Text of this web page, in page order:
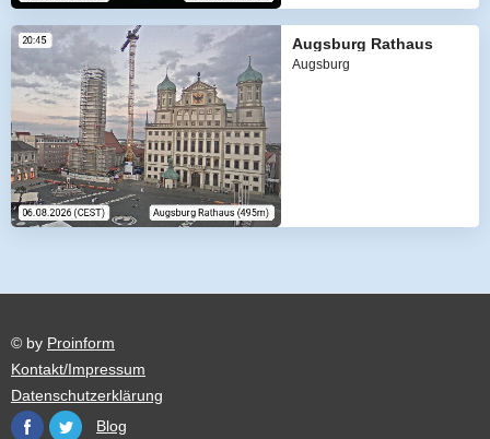
Augsburg Rathaus
Augsburg
© by Proinform
Kontakt/Impressum
Datenschutzerklärung
Blog